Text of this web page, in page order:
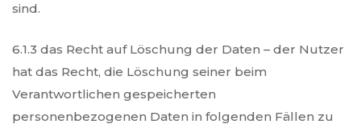
sind.
6.1.3 das Recht auf Löschung der Daten – der Nutzer
hat das Recht, die Löschung seiner beim
Verantwortlichen gespeicherten
personenbezogenen Daten in folgenden Fällen zu